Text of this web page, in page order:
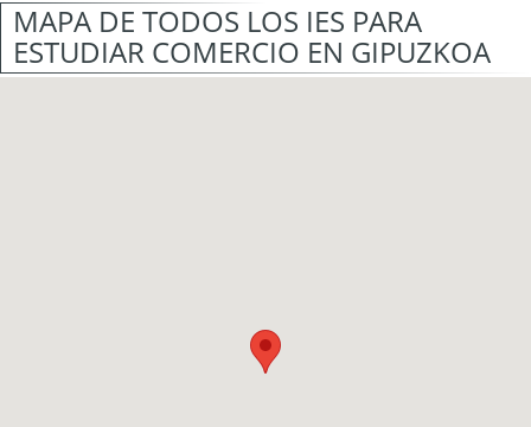
MAPA DE TODOS LOS IES PARA
ESTUDIAR COMERCIO EN GIPUZKOA